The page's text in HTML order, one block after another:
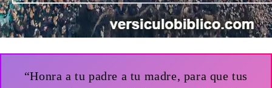
“Honra a tu padre a tu madre, para que tus